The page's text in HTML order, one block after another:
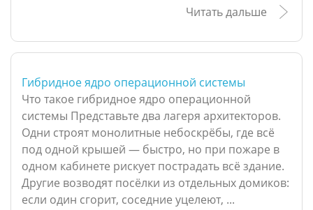
Читать дальше
Гибридное ядро операционной системы
Что такое гибридное ядро операционной
системы Представьте два лагеря архитекторов.
Одни строят монолитные небоскрёбы, где всё
под одной крышей — быстро, но при пожаре в
одном кабинете рискует пострадать всё здание.
Другие возводят посёлки из отдельных домиков:
если один сгорит, соседние уцелеют, ...